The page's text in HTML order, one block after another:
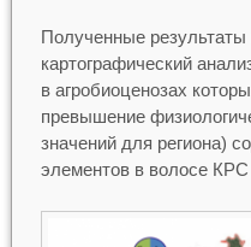
Полученные результаты
картографический
в агробиоценозах
превышение
значений для региона)
элементов в волосе КРС